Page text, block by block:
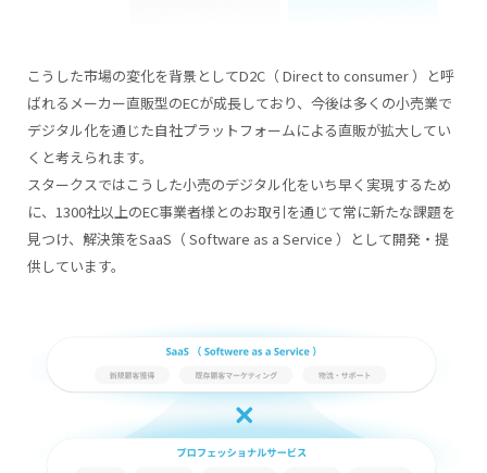
こうした市場の変化を背景としてD2C（ Direct to consumer ）と呼
ばれるメーカー直販型のECが成長しており、今後は多くの小売業で
デジタル化を通じた自社プラットフォームによる直販が拡大してい
くと考えられます。
スタークスではこうした小売のデジタル化をいち早く実現するため
に、1300社以上のEC事業者様とのお取引を通じて常に新たな課題を
見つけ、解決策をSaaS（ Software as a Service ）として開発・提
供しています。